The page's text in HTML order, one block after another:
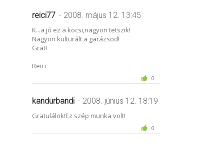
reici77 - 2008. május 12. 13:45
K...a jó ez a kocsi,nagyon tetszik!
Nagyon kulturált a garázsod!
Grat!
Reici
0
kandurbandi - 2008. június 12. 18:19
Gratulálok!Ez szép munka volt!
0